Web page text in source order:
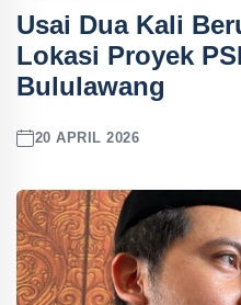
Usai Dua Kali
Lokasi Proyek
Bululawang
20 APRIL 2026